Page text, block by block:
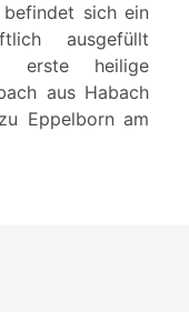
sich ein
ausgefüllt
erste heilige
aus Habach
Eppelborn am